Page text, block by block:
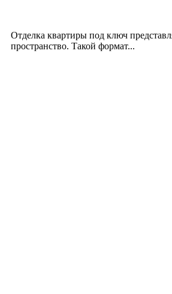
Отделка квартиры под ключ
пространство. Такой формат...